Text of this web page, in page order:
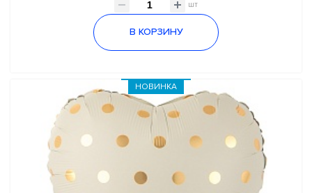
шт
В КОРЗИНУ
НОВИНКА